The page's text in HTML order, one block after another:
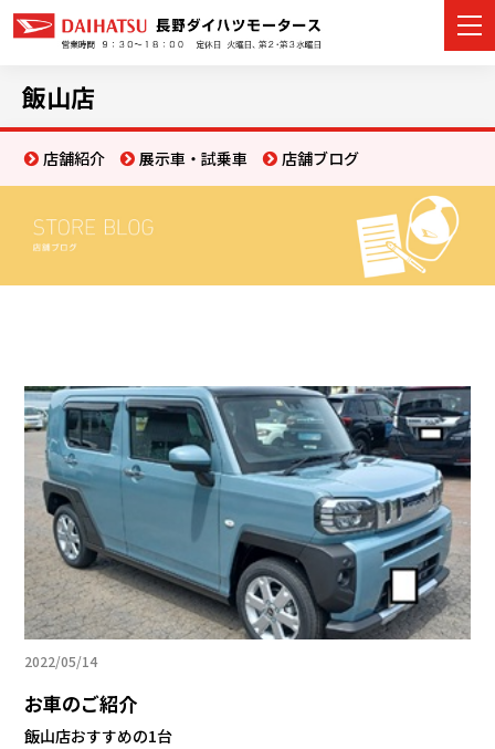
カーラインナップ
展示車・試乗車
店舗情報
ご購入者サポート
アフターサポート
会社情報
カタ
リコ
飯山店
店舗紹介 展示車・試乗車 店舗ブログ
2022/05/14
お車のご紹介
飯山店おすすめの1台